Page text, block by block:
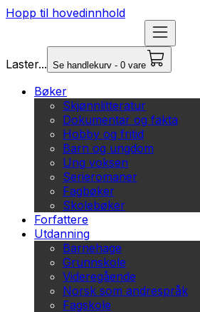
Hopp til hovedinnhold
Laster... Se handlekurv - 0 vare
Bøker
Skjønnlitteratur
Dokumentar og fakta
Hobby og fritid
Barn og ungdom
Ung voksen
Serieromaner
Fagbøker
Skolebøker
Forfattere
Utdanning
Barnehage
Grunnskole
Videregående
Norsk som andrespråk
Fagskole